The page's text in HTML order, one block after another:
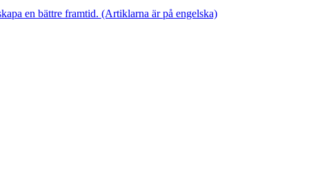
en bättre framtid. (Artiklarna är på engelska)